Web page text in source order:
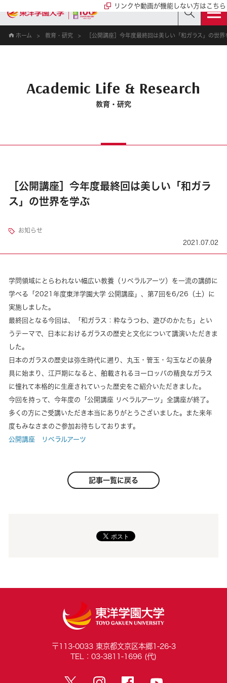
ホーム 教育・研究 ［公開講座］今年度最終回は美しい「和ガラス」の世界
Academic Life & Research
教育・研究
リンクや動画が機能しない方はこちら
［公開講座］今年度最終回は美しい「和ガラ
ス」の世界を学ぶ
お知らせ
2021.07.02
学問領域にとらわれない幅広い教養（リベラルアーツ）を一流の講師に
学べる「2021年度東洋学園大学 公開講座」、第7回を6/26（土）に
実施しました。
最終回となる今回は、「和ガラス：粋なうつわ、遊びのかたち」とい
うテーマで、日本におけるガラスの歴史と文化について講演いただきま
した。
日本のガラスの歴史は弥生時代に遡り、丸玉・管玉・勾玉などの装身
具に始まり、江戸期になると、舶載されるヨーロッパの精良なガラス
に憧れて本格的に生産されていった歴史をご紹介いただきました。
今回を持って、今年度の「公開講座 リベラルアーツ」全講座が終了。
多くの方にご受講いただき本当にありがとうございました。また来年
度もみなさまのご参加お待ちしております。
公開講座 リベラルアーツ
記事一覧に戻る
〒113-0033 東京都文京区本郷1-26-3
TEL：03-3811-1696 (代)